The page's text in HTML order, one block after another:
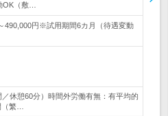
（敷…
490,000円※試用期間6カ月（待遇変動
休憩60分）時間外労働有無：有平均的
繁…